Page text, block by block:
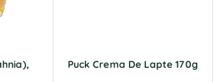
Puck Crema De Lapte 170g